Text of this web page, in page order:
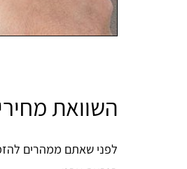
השוואת
לפני שאתם ממהרים